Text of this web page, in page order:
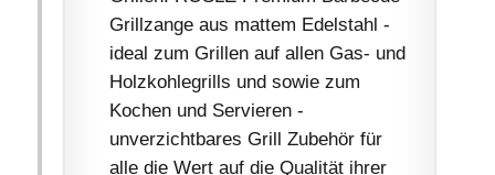
Grillzange aus mattem Edelstahl -
ideal zum Grillen auf allen Gas- und
Holzkohlegrills und sowie zum
Kochen und Servieren -
unverzichtbares Grill Zubehör für
alle die Wert auf die Qualität ihrer